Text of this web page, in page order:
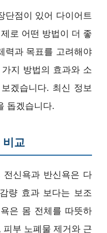
단점이 있어 다이어트
로 어떤 방법이 더 좋
력과 목표를 고려해야
지 방법의 효과와 소
겠습니다. 최신 정보
돕겠습니다.
비교
신욕과 반신욕은 다
량 효과 보다는 보조
은 몸 전체를 따뜻하
부 노폐물 제거와 근